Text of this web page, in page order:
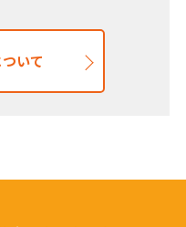
いて